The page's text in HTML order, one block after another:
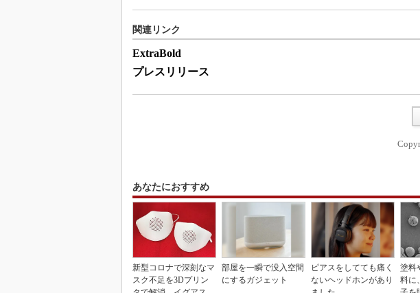
関連リンク
ExtraBold
プレスリリース
あなたにおすすめ
新型コロナで深刻なマ
スク不足を3Dプリン
部屋を一瞬で没入空間
にするガジェット
ピアスをしてても痛く
ないヘッドホンがあり
塗料
料に